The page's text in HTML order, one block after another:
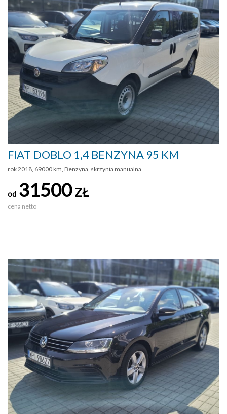
FIAT DOBLO 1,4 BENZYNA 95 KM
rok 2018, 69000 km, Benzyna, skrzynia manualna
od 31500ZŁ
cena netto